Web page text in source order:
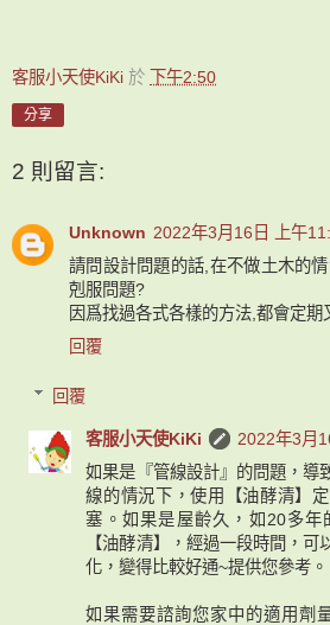
客服小天使KiKi 於 下午2:50
分享
2 則留言:
Unknown 2022年3月16日 上午
請問設計問題的話,在不做土木的
剋服問題?
因爲找過各式各樣的方法,都會定期
回覆
回覆
客服小天使KiKi
2022年3月
如果是『管線設計』的問題，導
線的情況下，使用【油酵清】
塞。如果是屋齡久，如20多年
【油酵清】，經過一段時間，
化，變得比較好通~提供您參考。
如果需要諮詢您家中的適用劑